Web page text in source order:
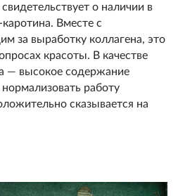
о наличии в
Вместе с
за выработку коллагена, это
красоты. В качестве
— высокое содержание
работу
сказывается на